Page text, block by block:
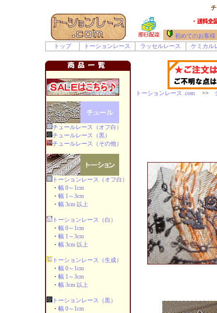
初めてのお客様
トップ
トーションレース ラッセルレース ケミカル
チュールレース（オフ白）
チュールレース（黒）
チュールレース（その他）
トーションレース（オフ白）
・ 幅 0～1cm
・ 幅 1～3cm
・ 幅 3cm 以上
トーションレース（白）
・ 幅 0～1cm
・ 幅 1～3cm
・ 幅 3cm 以上
トーションレース（生成）
・ 幅 0～1cm
・ 幅 1～3cm
・ 幅 3cm 以上
トーションレース（黒）
・ 幅 0～1cm
トーションレース .com>>